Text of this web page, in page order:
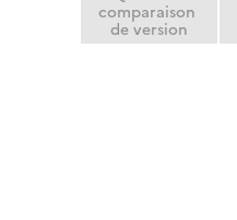
comparaison
de version